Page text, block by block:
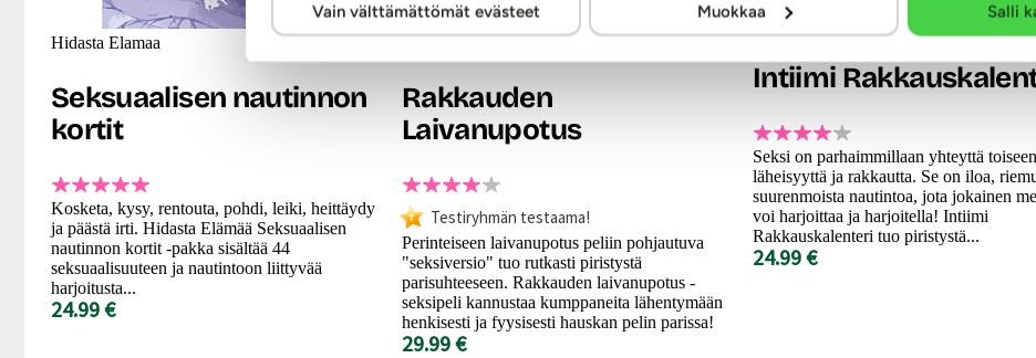
Vain välttämättömät evästeet Muokkaa Salli
Hidasta Elamaa
Seksuaalisen nautinnon
kortit
Kosketa, kysy, rentouta, pohdi, leiki, heittäydy
ja päästä irti. Hidasta Elämää Seksuaalisen
nautinnon kortit -pakka sisältää 44
seksuaalisuuteen ja nautintoon liittyvää
harjoitusta...
24.99 €
OpenMity
Rakkauden
Laivanupotus
Testiryhmän testaama!
Perinteiseen laivanupotus peliin pohjautuva
"seksiversio" tuo rutkasti piristystä
parisuhteeseen. Rakkauden laivanupotus -
seksipeli kannustaa kumppaneita lähentymään
henkisesti ja fyysisesti hauskan pelin parissa!
29.99 €
Intiimi
Seksi on parhaimmillaan yhteyttä
läheisyyttä ja rakkautta. Se on iloa,
suurenmoista nautintoa, jota jokainen
voi harjoittaa ja harjoitella! Intiimi
Rakkauskalenteri tuo piristystä...
24.99 €